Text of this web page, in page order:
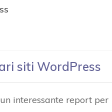
siti WordPress
interessante report per